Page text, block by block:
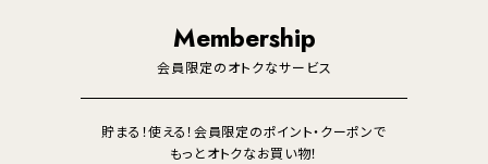
Membership
会員限定のオトクなサービス
貯まる！使える！会員限定のポイント・クーポンで
もっとオトクなお買い物！